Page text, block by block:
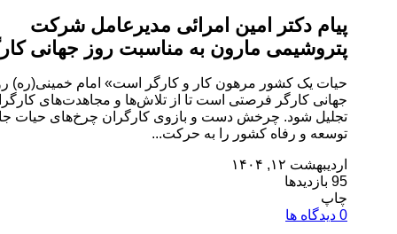
دکتر امین امرائی مدیرعامل شرکت
مارون به مناسبت روز جهانی کارگر
یک کشور مرهون کار و کارگر است» امام خمینی(ره) روز
کارگر فرصتی است تا از تلاش‌ها و مجاهدت‌های کارگران
شود. چرخش دست و بازوی کارگران چرخ‌های حیات جامعه و
و رفاه کشور را به حرکت...